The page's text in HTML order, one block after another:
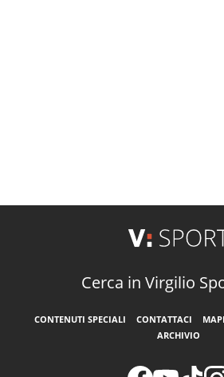
Cerca in Virgilio
CONTENUTI SPECIALI CONTATTACI
ARCHIVIO